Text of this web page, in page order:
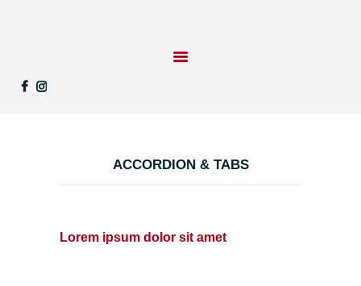
KONTAKT
ACCORDION & TABS
Lorem ipsum dolor sit amet